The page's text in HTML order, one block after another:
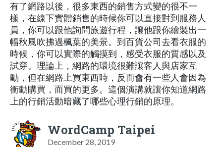
有了網路以後，很多東西的銷售方式變的很不一
樣，在線下實體銷售的時候你可以直接對到服務人
員，你可以跟他詢問旅遊行程，讓他跟你繪製出一
幅秋風吹拂過楓葉的美景。到百貨公司去看衣服的
時候，你可以實際的觸摸到，感受衣服的質感以及
試穿。理論上，網路的環境很難讓客人與店家互
動，但在網路上買東西時，反而會有一些人會因為
衝動購買，而買的更多。這個演講就讓你知道網路
上的行銷活動暗藏了哪些心理行銷的原理。
WordCamp Taipei
December 28, 2019